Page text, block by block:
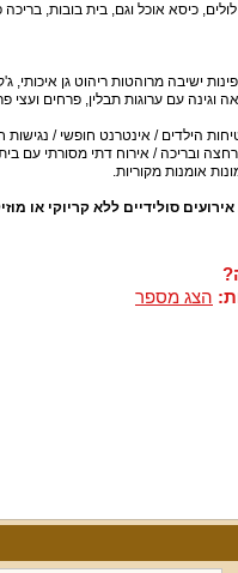
לינת ילדים : קיים דרגש עם מעקה ללינת ילדים בטיחותית ב-2 חדרי שינה, ניתן לקבל כ-3 לולים,
ישיבה מרוהטות ריהוט גן איכותי,
עם ערוגות תבלין, פרחים ועצי
הילדים / אינטרנט חופשי / נגישות
ובריכה / אירוח דתי מסורתי עם
אומנות מקוריות.
אירועים סולידיים ללא קריוקי או
הצג מספר